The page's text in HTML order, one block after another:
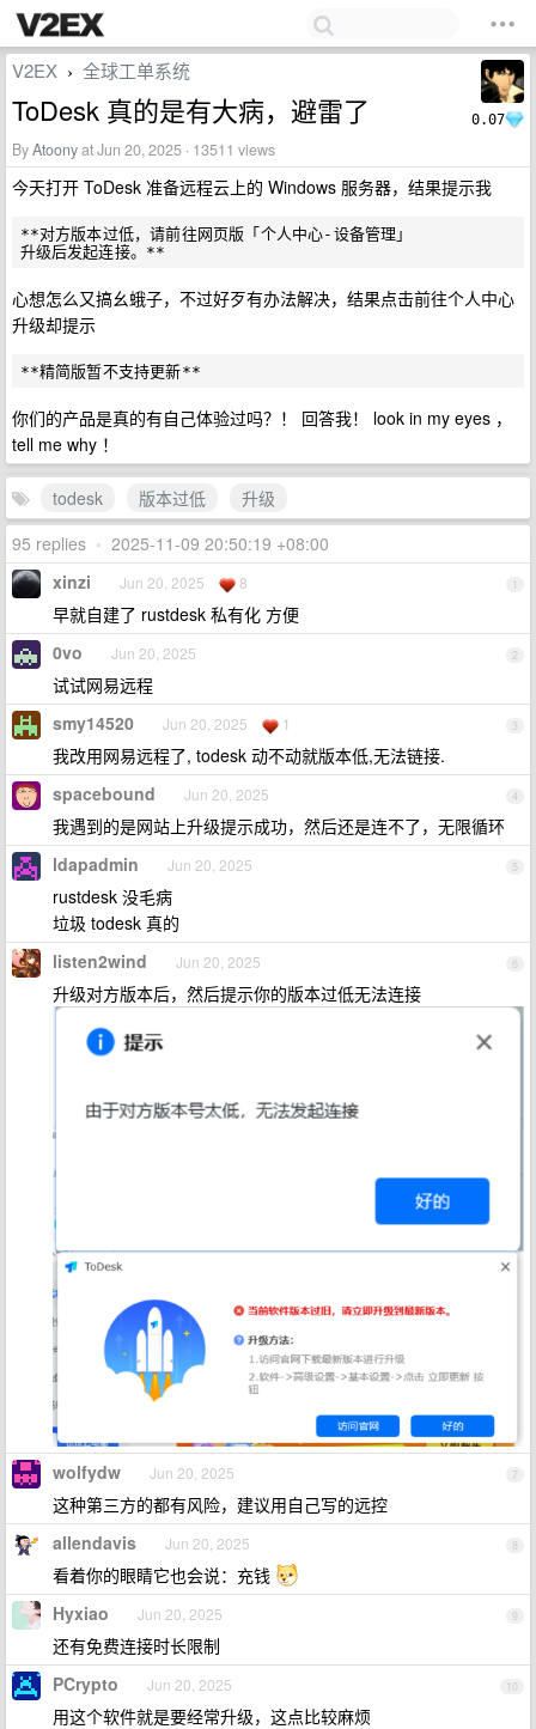
0.07
V2EX › 全球工单系统
ToDesk 真的是有大病，避雷了
ByAtoonyat Jun 20, 2025 · 13511 views
今天打开 ToDesk 准备远程云上的 Windows 服务器，结果提示我
**对方版本过低，请前往网页版「个人中心-设备管理」
心想怎么又搞幺蛾子，不过好歹有办法解决，结果点击前往个人中心
升级却提示
你们的产品是真的有自己体验过吗？！ 回答我！ look in my eyes ，
tell me why ！
todesk 版本过低
升级
95 replies • 2025-11-09 20:50:19 +08:00
1
xinzi Jun 20, 2025 8
早就自建了 rustdesk 私有化 方便
2
0vo Jun 20, 2025
试试网易远程
3
smy14520 Jun 20, 2025 1
我改用网易远程了, todesk 动不动就版本低,无法链接.
4
spacebound Jun 20, 2025
我遇到的是网站上升级提示成功，然后还是连不了，无限循环
5
ldapadmin Jun 20, 2025
rustdesk 没毛病
垃圾 todesk 真的
6
listen2wind Jun 20, 2025
升级对方版本后，然后提示你的版本过低无法连接
7
wolfydw Jun 20, 2025
这种第三方的都有风险，建议用自己写的远控
8
allendavis Jun 20, 2025
看着你的眼睛它也会说：充钱
9
Hyxiao Jun 20, 2025
还有免费连接时长限制
10
PCrypto Jun 20, 2025
用这个软件就是要经常升级，这点比较麻烦